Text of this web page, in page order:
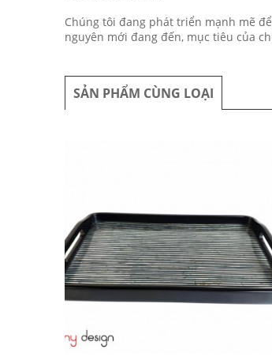
Chúng tôi đang phát triển mạnh mẽ
nguyên mới đang đến, mục tiêu của
SẢN PHẨM CÙNG LOẠI